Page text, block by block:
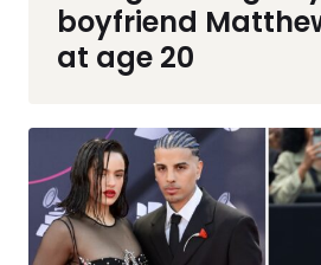
boyfriend
at age 20